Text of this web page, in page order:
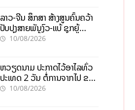
ລາວ-ຈີນ ສຶກສາ ສ້າງສູນຄົ້ນຄວ້າ
ປັບປຸງສາຍພັນງົວ-ແບ້ ຊຸກຍູ້
ອຸດສາຫະກຳຊີ້ນ
10/08/2026
ຫວຽດນາມ ປະກາດໄວ້ອາໄລທົ່ວ
ປະເທດ 2 ວັນ ຕໍ່ການຈາກໄປ ຂອງ
ທ່ານ ໄຊສົມພອນ ພົມວິຫານ
10/08/2026